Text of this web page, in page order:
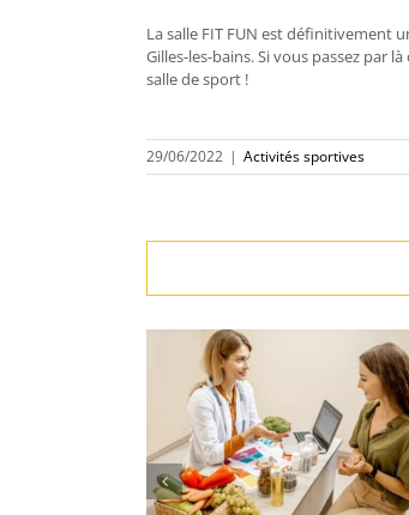
La salle FIT FUN est définitivement
Gilles-les-bains. Si vous passez par
salle de sport !
29/06/2022 | Activités sportives